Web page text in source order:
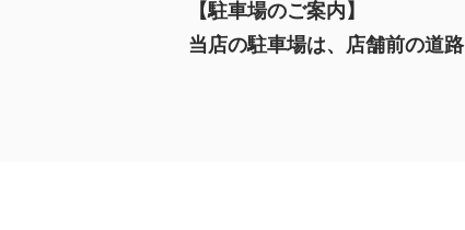
【駐車場のご案内】
当店の駐車場は、店舗前の道